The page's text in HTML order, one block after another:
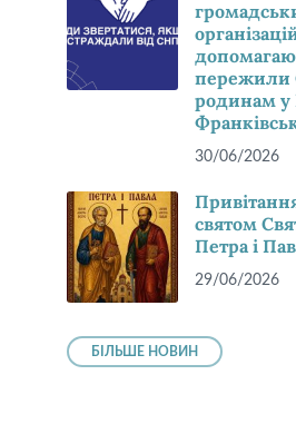
пережили
родинам у
30/06/2026
святом
Петра і
29/06/2026
БІЛЬШЕ НОВИН